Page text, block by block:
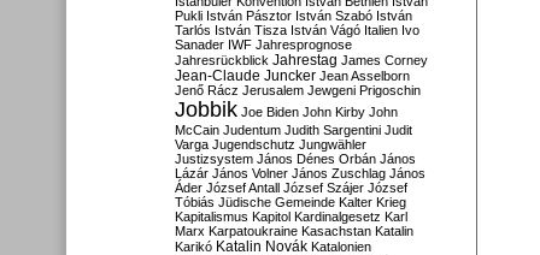
Pukli István Pásztor István Szabó István
Tarlós István Tisza István Vágó Italien Ivo
Sanader IWF Jahresprognose
Jahresrückblick Jahrestag James Corney
Jean-Claude Juncker Jean Asselborn
Jenő Rácz Jerusalem Jewgeni Prigoschin
Jobbik Joe Biden John Kirby John
McCain Judentum Judith Sargentini Judit
Varga Jugendschutz Jungwähler
Justizsystem János Dénes Orbán János
Lázár János Volner János Zuschlag János
Áder József Antall József Szájer József
Tóbiás Jüdische Gemeinde Kalter Krieg
Kapitalismus Kapitol Kardinalgesetz Karl
Marx Karpatoukraine Kasachstan Katalin
Karikó Katalin Novák Katalonien